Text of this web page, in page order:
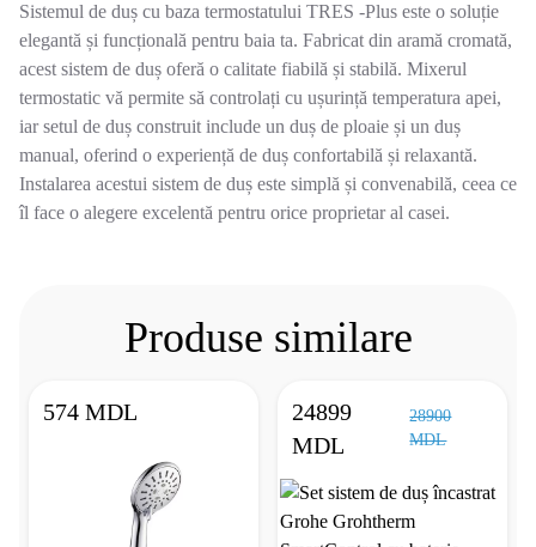
Sistemul de duș cu baza termostatului TRES -Plus este o soluție
elegantă și funcțională pentru baia ta. Fabricat din aramă cromată,
acest sistem de duș oferă o calitate fiabilă și stabilă. Mixerul
termostatic vă permite să controlați cu ușurință temperatura apei,
iar setul de duș construit include un duș de ploaie și un duș
manual, oferind o experiență de duș confortabilă și relaxantă.
Instalarea acestui sistem de duș este simplă și convenabilă, ceea ce
îl face o alegere excelentă pentru orice proprietar al casei.
Produse similare
574 MDL
24899
MDL
28900
MDL